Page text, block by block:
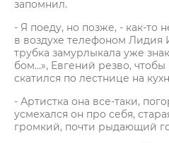
запомнил.
- Я поеду, но позже, - как-то
в воздухе телефоном Лидия
трубка замурлыкала уже
бом…», Евгений резво,
скатился по лестнице на
- Артистка она все-таки,
усмехался он про себя,
громкий, почти рыдающий